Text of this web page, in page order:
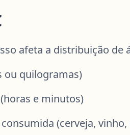
afeta a distribuição de
ou quilogramas)
e minutos)
(cerveja,